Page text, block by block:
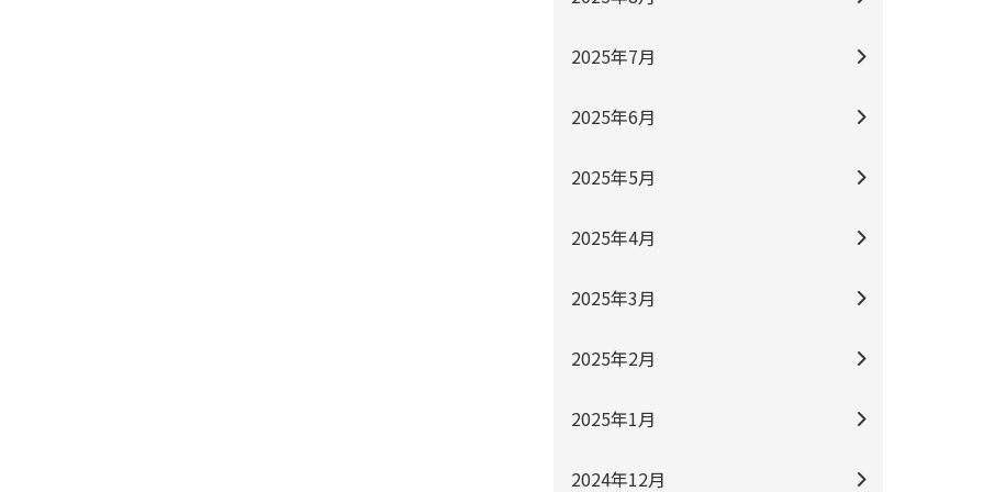
2025年7月
2025年6月
2025年5月
2025年4月
2025年3月
2025年2月
2025年1月
2024年12月